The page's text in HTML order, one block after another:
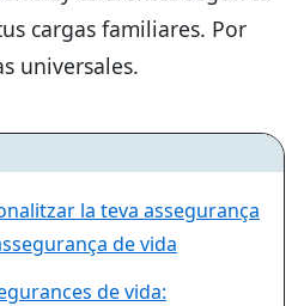
cargas familiares. Por
universales.
la teva assegurança
de vida
de vida: